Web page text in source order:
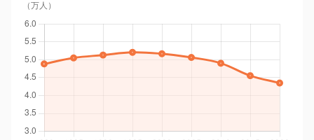
（万人）